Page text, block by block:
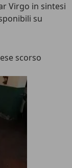
Virgo in sintesi
su
scorso